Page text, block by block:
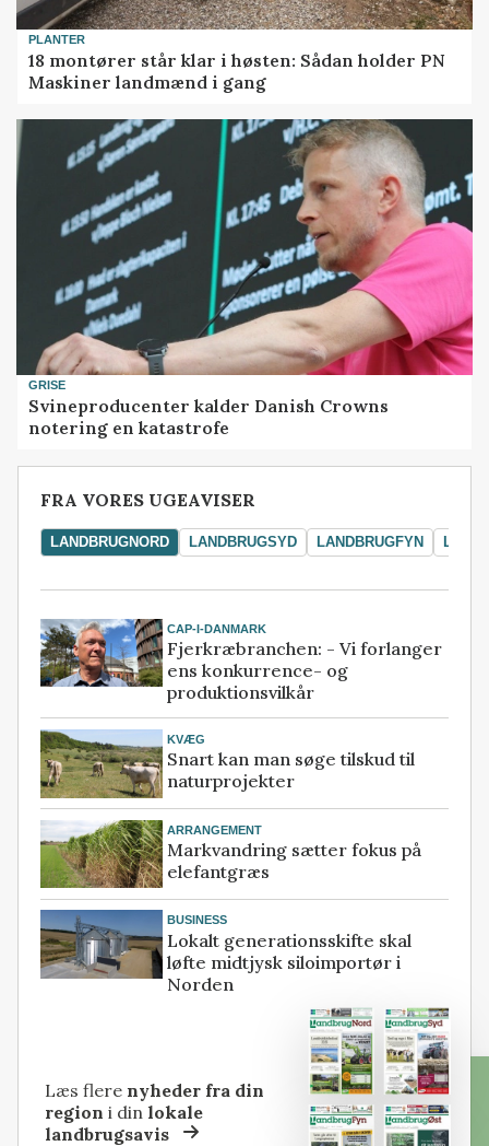
PLANTER
18 montører står klar i høsten: Sådan holder PN
Maskiner landmænd i gang
GRISE
Svineproducenter kalder Danish Crowns
notering en katastrofe
FRA VORES UGEAVISER
LANDBRUGNORD LANDBRUGSYD LANDBRUGFYN
CAP-I-DANMARK
Fjerkræbranchen: - Vi forlanger
ens konkurrence- og
produktionsvilkår
KVÆG
Snart kan man søge tilskud til
naturprojekter
ARRANGEMENT
Markvandring sætter fokus på
elefantgræs
BUSINESS
Lokalt generationsskifte skal
løfte midtjysk siloimportør i
Norden
Læs flere nyheder fra din
region i dinlokale
landbrugsavis